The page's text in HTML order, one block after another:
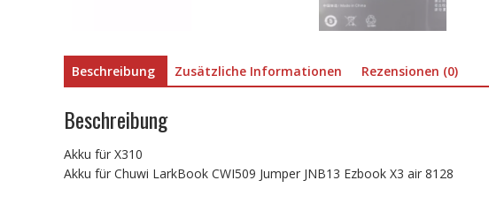
Beschreibung Zusätzliche Informationen Rezensionen (0)
Beschreibung
Akku für X310
Akku für Chuwi LarkBook CWI509 Jumper JNB13 Ezbook X3 air 8128